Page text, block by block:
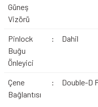
Güneş
Vizörü
Pinlock
Buğu
Önleyici
: Dahil
Çene
Bağlantısı
: Double-D